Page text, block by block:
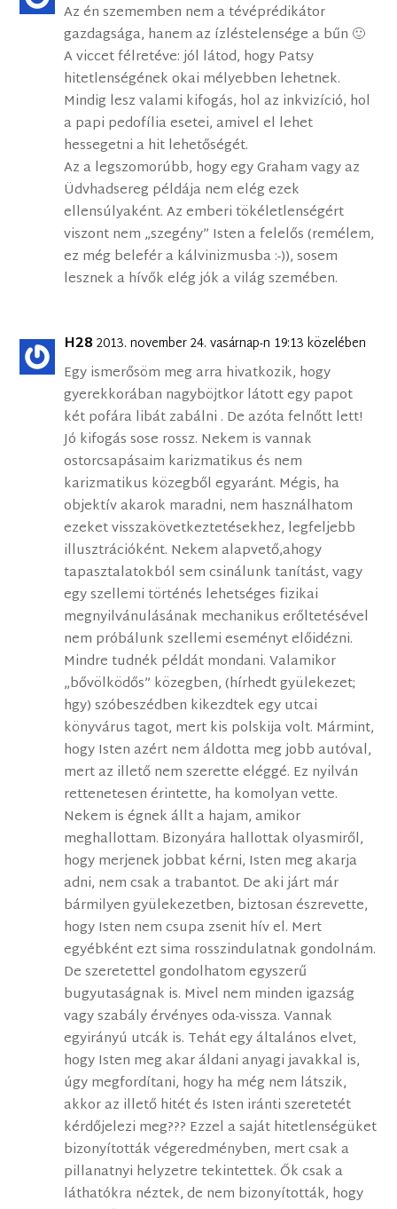
Az én szememben nem a tévéprédikátor
gazdagsága, hanem az ízléstelensége a bűn 🙂
A viccet félretéve: jól látod, hogy Patsy
hitetlenségének okai mélyebben lehetnek.
Mindig lesz valami kifogás, hol az inkvizíció, hol
a papi pedofília esetei, amivel el lehet
hessegetni a hit lehetőségét.
Az a legszomorúbb, hogy egy Graham vagy az
Üdvhadsereg példája nem elég ezek
ellensúlyaként. Az emberi tökéletlenségért
viszont nem „szegény” Isten a felelős (remélem,
ez még belefér a kálvinizmusba :-)), sosem
lesznek a hívők elég jók a világ szemében.
H28 2013. november 24. vasárnap-n 19:13 közelében
Egy ismerősöm meg arra hivatkozik, hogy
gyerekkorában nagyböjtkor látott egy papot
két pofára libát zabálni . De azóta felnőtt lett!
Jó kifogás sose rossz. Nekem is vannak
ostorcsapásaim karizmatikus és nem
karizmatikus közegből egyaránt. Mégis, ha
objektív akarok maradni, nem használhatom
ezeket visszakövetkeztetésekhez, legfeljebb
illusztrációként. Nekem alapvető,ahogy
tapasztalatokból sem csinálunk tanítást, vagy
egy szellemi történés lehetséges fizikai
megnyilvánulásának mechanikus erőltetésével
nem próbálunk szellemi eseményt előidézni.
Mindre tudnék példát mondani. Valamikor
„bővölködős” közegben, (hírhedt gyülekezet;
hgy) szóbeszédben kikezdtek egy utcai
könyvárus tagot, mert kis polskija volt. Mármint,
hogy Isten azért nem áldotta meg jobb autóval,
mert az illető nem szerette eléggé. Ez nyilván
rettenetesen érintette, ha komolyan vette.
Nekem is égnek állt a hajam, amikor
meghallottam. Bizonyára hallottak olyasmiről,
hogy merjenek jobbat kérni, Isten meg akarja
adni, nem csak a trabantot. De aki járt már
bármilyen gyülekezetben, biztosan észrevette,
hogy Isten nem csupa zsenit hív el. Mert
egyébként ezt sima rosszindulatnak gondolnám.
De szeretettel gondolhatom egyszerű
bugyutaságnak is. Mivel nem minden igazság
vagy szabály érvényes oda-vissza. Vannak
egyirányú utcák is. Tehát egy általános elvet,
hogy Isten meg akar áldani anyagi javakkal is,
úgy megfordítani, hogy ha még nem látszik,
akkor az illető hitét és Isten iránti szeretetét
kérdőjelezi meg??? Ezzel a saját hitetlenségüket
bizonyították végeredményben, mert csak a
pillanatnyi helyzetre tekintettek. Ők csak a
láthatókra néztek, de nem bizonyították, hogy